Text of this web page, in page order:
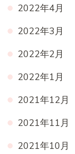
2022年4月
2022年3月
2022年2月
2022年1月
2021年12月
2021年11月
2021年10月